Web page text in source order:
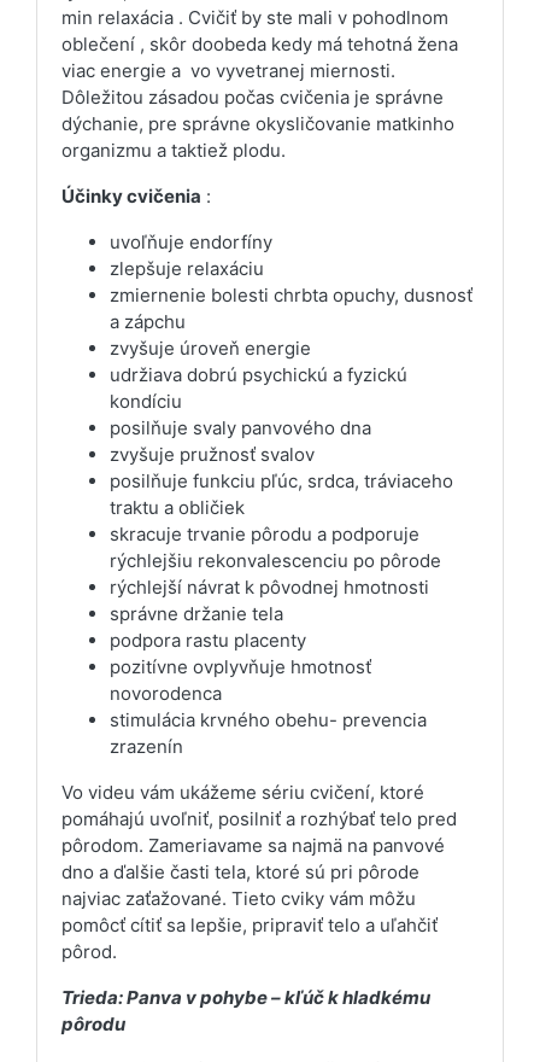
min relaxácia . Cvičiť by ste mali v pohodlnom
oblečení , skôr doobeda kedy má tehotná žena
viac energie a vo vyvetranej miernosti.
Dôležitou zásadou počas cvičenia je správne
dýchanie, pre správne okysličovanie matkinho
organizmu a taktiež plodu.
Účinky cvičenia :
uvoľňuje endorfíny
zlepšuje relaxáciu
zmiernenie bolesti chrbta opuchy, dusnosť
a zápchu
zvyšuje úroveň energie
udržiava dobrú psychickú a fyzickú
kondíciu
posilňuje svaly panvového dna
zvyšuje pružnosť svalov
posilňuje funkciu pľúc, srdca, tráviaceho
traktu a obličiek
skracuje trvanie pôrodu a podporuje
rýchlejšiu rekonvalescenciu po pôrode
rýchlejší návrat k pôvodnej hmotnosti
správne držanie tela
podpora rastu placenty
pozitívne ovplyvňuje hmotnosť
novorodenca
stimulácia krvného obehu- prevencia
zrazenín
Vo videu vám ukážeme sériu cvičení, ktoré
pomáhajú uvoľniť, posilniť a rozhýbať telo pred
pôrodom. Zameriavame sa najmä na panvové
dno a ďalšie časti tela, ktoré sú pri pôrode
najviac zaťažované. Tieto cviky vám môžu
pomôcť cítiť sa lepšie, pripraviť telo a uľahčiť
pôrod.
Trieda: Panva v pohybe – kľúč k hladkému
pôrodu